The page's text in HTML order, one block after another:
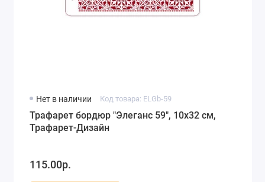
Нет в наличии Код товара: ELGb-59
Трафарет бордюр "Элеганс 59", 10х32 см,
Трафарет-Дизайн
115.00р.